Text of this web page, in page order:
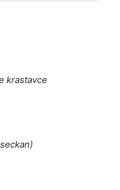
krastavce